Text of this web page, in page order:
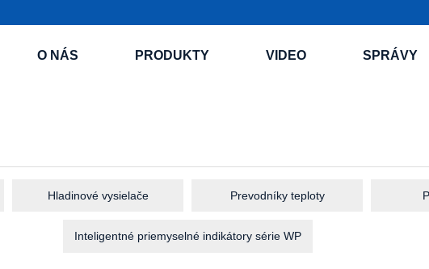
O NÁS PRODUKTY VIDEO SPRÁVY
Hladinové vysielače Prevodníky teploty
Inteligentné priemyselné indikátory série WP